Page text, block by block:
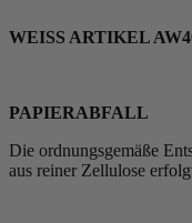
WEISS ARTIKEL
PAPIERABFALL
Die ordnungsgemäße
aus reiner Zellulose